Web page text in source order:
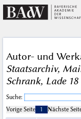
Autor- und
Staatsarchiv,
Schrank, Lade
Suche:
Vorige Seite
1 Nächste